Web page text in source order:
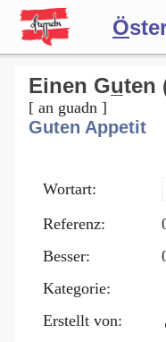
Ö
Wörterbuch
Forum
Blog
Einen Gu̲ten
[ an guadn ]
Guten Appetit
Wortart:
Referenz:
Besser:
Kategorie:
Erstellt von: